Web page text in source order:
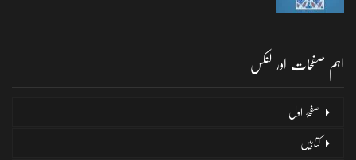
اہم صفحات اور لنکس
صفحۂ اول
کتابیں